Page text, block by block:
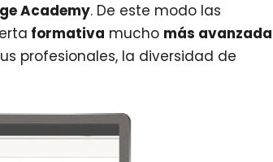
Academy. De este modo las
formativa mucho más avanzada
profesionales, la diversidad de